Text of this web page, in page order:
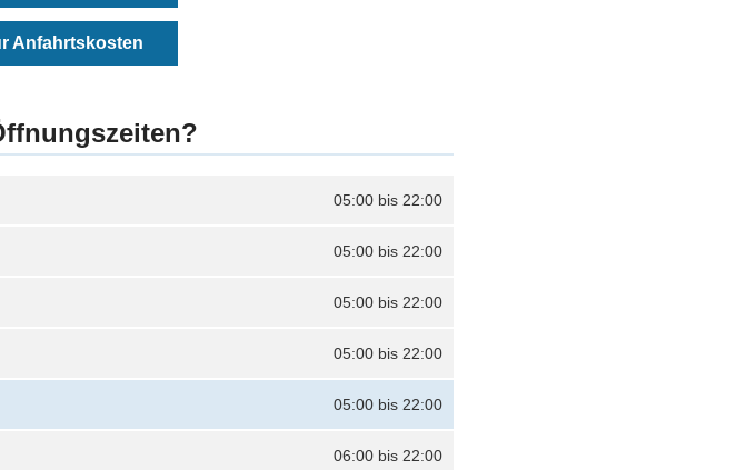
Anfahrtskosten
05:00 bis 22:00
05:00 bis 22:00
05:00 bis 22:00
05:00 bis 22:00
05:00 bis 22:00
06:00 bis 22:00